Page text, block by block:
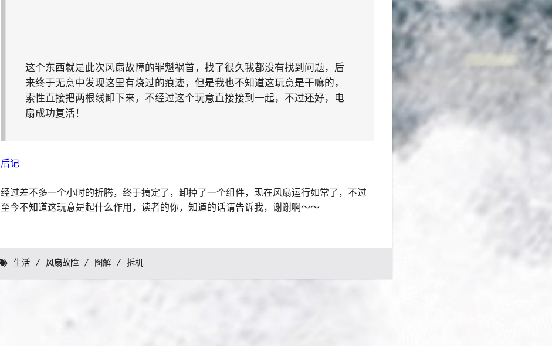
这个东西就是此次风扇故障的罪魁祸首，找了很久我都没有找到问题，后
来终于无意中发现这里有烧过的痕迹，但是我也不知道这玩意是干嘛的，
索性直接把两根线卸下来，不经过这个玩意直接接到一起，不过还好，电
扇成功复活！
后记
经过差不多一个小时的折腾，终于搞定了，卸掉了一个组件，现在风扇运行如常了，不过
至今不知道这玩意是起什么作用，读者的你，知道的话请告诉我，谢谢啊～～
生活 风扇故障 图解 拆机